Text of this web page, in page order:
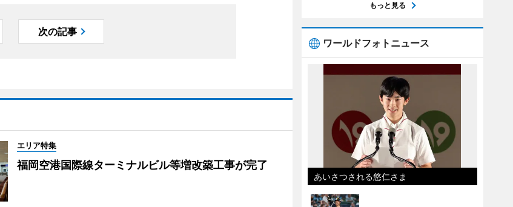
次の記事
エリア特集
福岡空港国際線ターミナルビル等増改築工事が完了
もっと見る
ワールドフォトニュース
あいさつされる悠仁さま